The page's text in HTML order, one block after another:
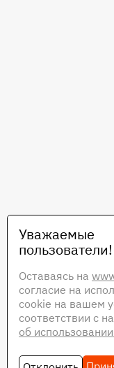
Уважаемые
пользователи!
Оставаясь на
согласие на
cookie на вашем
соответствии с
об